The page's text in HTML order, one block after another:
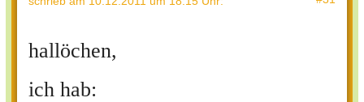
hallöchen,
ich hab: